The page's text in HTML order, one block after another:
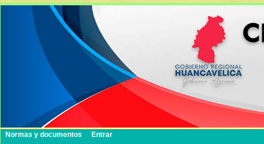
Normas y documentos Entrar